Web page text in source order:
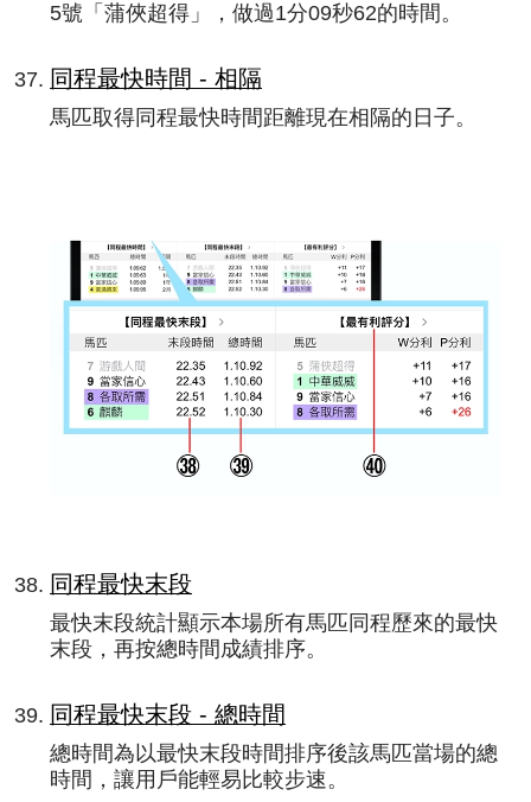
5號「蒲俠超得」，做過1分09秒62的時間。
同程最快時間 - 相隔
馬匹取得同程最快時間距離現在相隔的日子。
同程最快末段
最快末段統計顯示本場所有馬匹同程歷來的最快
末段，再按總時間成績排序。
同程最快末段 - 總時間
總時間為以最快末段時間排序後該馬匹當場的總
時間，讓用戶能輕易比較步速。